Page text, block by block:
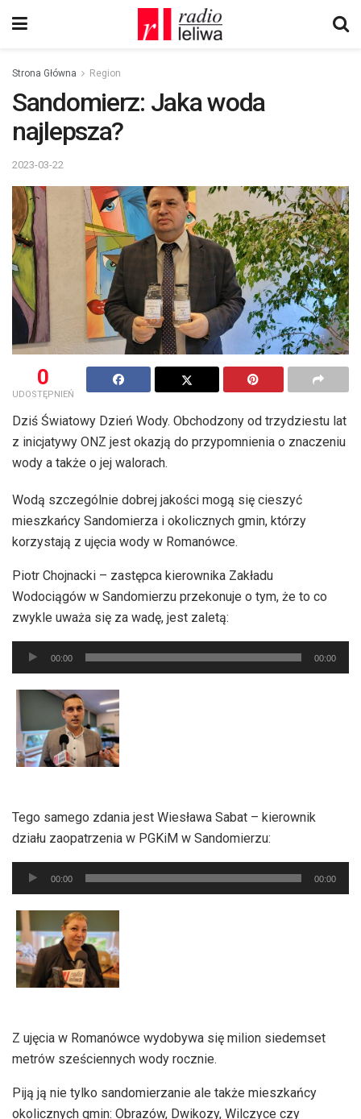
Strona Główna Region
Sandomierz: Jaka woda
najlepsza?
2023-03-22
0
UDOSTĘPNIEŃ
Dziś Światowy Dzień Wody. Obchodzony od trzydziestu lat
z inicjatywy ONZ jest okazją do przypomnienia o znaczeniu
wody a także o jej walorach.
Wodą szczególnie dobrej jakości mogą się cieszyć
mieszkańcy Sandomierza i okolicznych gmin, którzy
korzystają z ujęcia wody w Romanówce.
Piotr Chojnacki – zastępca kierownika Zakładu
Wodociągów w Sandomierzu przekonuje o tym, że to co
zwykle uważa się za wadę, jest zaletą:
Odtwarzacz
plików
dźwiękowych
00:00 00:00
Tego samego zdania jest Wiesława Sabat – kierownik
działu zaopatrzenia w PGKiM w Sandomierzu:
Odtwarzacz
plików
dźwiękowych
00:00 00:00
Z ujęcia w Romanówce wydobywa się milion siedemset
metrów sześciennych wody rocznie.
Piją ją nie tylko sandomierzanie ale także mieszkańcy
okolicznych gmin: Obrazów, Dwikozy, Wilczyce czy